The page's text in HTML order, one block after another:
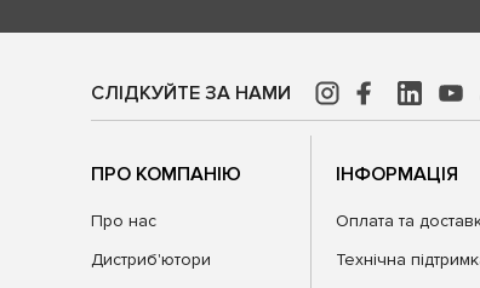
СЛІДКУЙТЕ ЗА НАМИ
ПРО КОМПАНІЮ
Про нас
Дистриб'ютори
ІНФОРМАЦІЯ
Оплата та
Технічна